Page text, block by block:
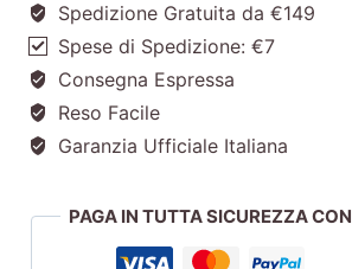
Spedizione Gratuita da €149
Spese di Spedizione: €7
Consegna Espressa
Reso Facile
Garanzia Ufficiale Italiana
PAGA IN TUTTA SICUREZZA CON